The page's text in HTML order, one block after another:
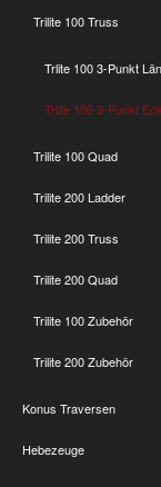
Trilite 100 Truss
Trlite 100 3-Punkt
Trlite 100 3-Punkt
Trilite 100 Quad
Trilite 200 Ladder
Trilite 200 Truss
Trilite 200 Quad
Trilite 100 Zubehör
Trilite 200 Zubehör
Konus Traversen
Hebezeuge
Zurück zu "Trlite
T100 3-